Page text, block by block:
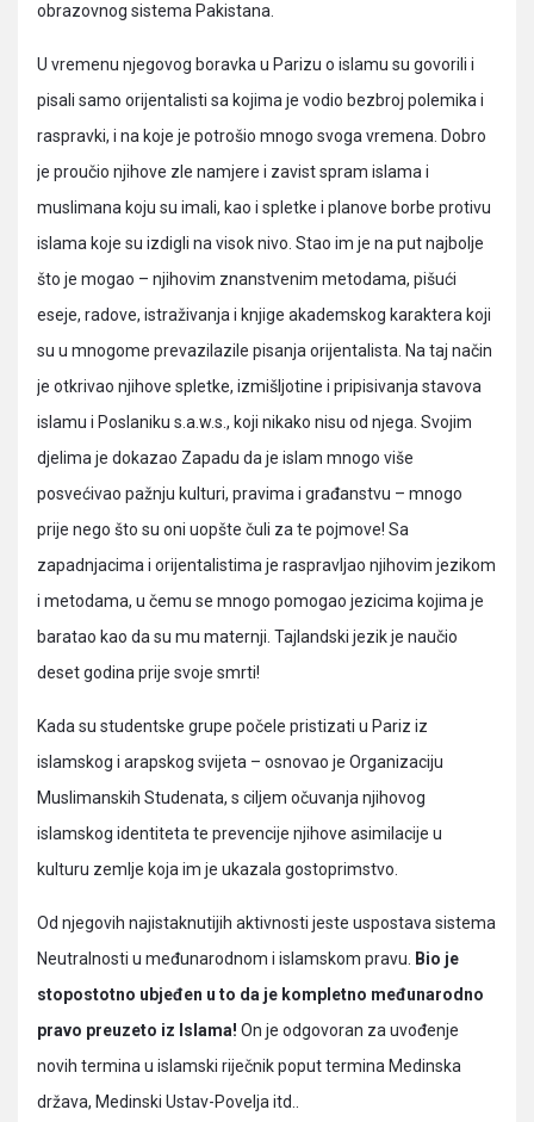
obrazovnog sistema Pakistana.
U vremenu njegovog boravka u Parizu o islamu su govorili i
pisali samo orijentalisti sa kojima je vodio bezbroj polemika i
raspravki, i na koje je potrošio mnogo svoga vremena. Dobro
je proučio njihove zle namjere i zavist spram islama i
muslimana koju su imali, kao i spletke i planove borbe protivu
islama koje su izdigli na visok nivo. Stao im je na put najbolje
što je mogao – njihovim znanstvenim metodama, pišući
eseje, radove, istraživanja i knjige akademskog karaktera koji
su u mnogome prevazilazile pisanja orijentalista. Na taj način
je otkrivao njihove spletke, izmišljotine i pripisivanja stavova
islamu i Poslaniku s.a.w.s., koji nikako nisu od njega. Svojim
djelima je dokazao Zapadu da je islam mnogo više
posvećivao pažnju kulturi, pravima i građanstvu – mnogo
prije nego što su oni uopšte čuli za te pojmove! Sa
zapadnjacima i orijentalistima je raspravljao njihovim jezikom
i metodama, u čemu se mnogo pomogao jezicima kojima je
baratao kao da su mu maternji. Tajlandski jezik je naučio
deset godina prije svoje smrti!
Kada su studentske grupe počele pristizati u Pariz iz
islamskog i arapskog svijeta – osnovao je Organizaciju
Muslimanskih Studenata, s ciljem očuvanja njihovog
islamskog identiteta te prevencije njihove asimilacije u
kulturu zemlje koja im je ukazala gostoprimstvo.
Od njegovih najistaknutijih aktivnosti jeste uspostava sistema
Neutralnosti u međunarodnom i islamskom pravu.
Bio je
stopostotno ubjeđen u to da je kompletno međunarodno
pravo preuzeto iz Islama! On je odgovoran za uvođenje
novih termina u islamski riječnik poput termina Medinska
država, Medinski Ustav-Povelja itd..